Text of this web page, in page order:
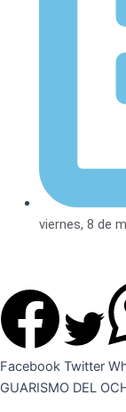
viernes, 8 de
Facebook Twitter
GUARISMO DEL